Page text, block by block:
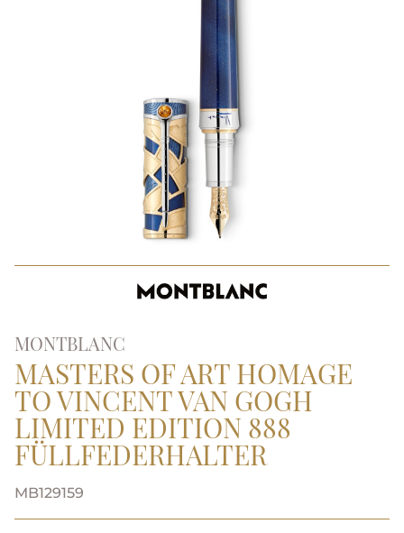
MONTBLANC
MASTERS OF ART HOMAGE
TO VINCENT VAN GOGH
LIMITED EDITION 888
FÜLLFEDERHALTER
MB129159